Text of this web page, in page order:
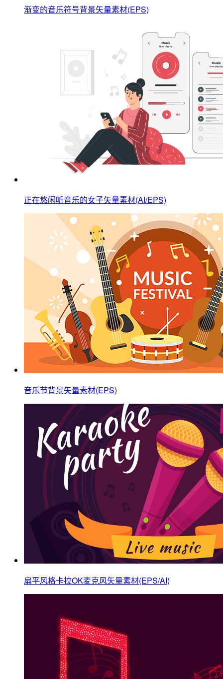
渐变的音乐符号背景矢量素材(EPS)
正在悠闲听音乐的女子矢量素材(AI/EPS)
音乐节背景矢量素材(EPS)
扁平风格卡拉OK麦克风矢量素材(EPS/AI)